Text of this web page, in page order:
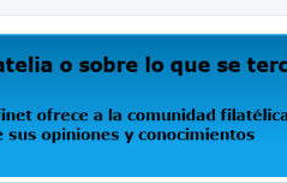
para que exprese libremente sus